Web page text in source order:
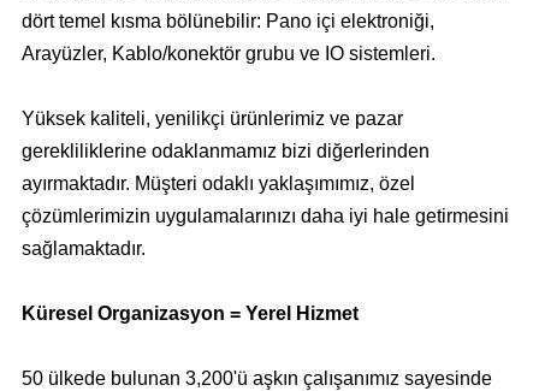
dört temel kısma bölünebilir: Pano içi elektroniği,
Arayüzler, Kablo/konektör grubu ve IO sistemleri.
Yüksek kaliteli, yenilikçi ürünlerimiz ve pazar
gerekliliklerine odaklanmamız bizi diğerlerinden
ayırmaktadır. Müşteri odaklı yaklaşımımız, özel
çözümlerimizin uygulamalarınızı daha iyi hale getirmesini
sağlamaktadır.
Küresel Organizasyon = Yerel Hizmet
50 ülkede bulunan 3,200'ü aşkın çalışanımız sayesinde